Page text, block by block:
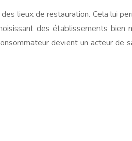
lieux de restauration. Cela lui
des établissements bien
devient un acteur